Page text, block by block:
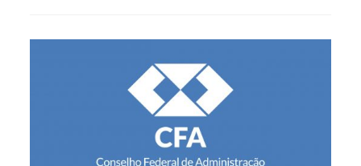
Implanta
“CRA
Itinerante”